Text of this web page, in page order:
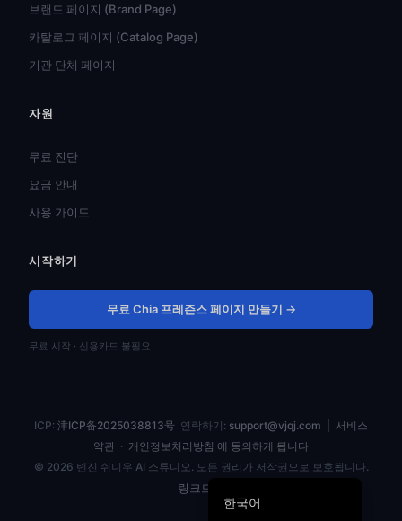
브랜드 페이지 (Brand Page)
카탈로그 페이지 (Catalog Page)
기관 단체 페이지
자원
무료 진단
요금 안내
사용 가이드
시작하기
무료 Chia 프레즌스 페이지 만들기 →
무료 시작 · 신용카드 불필요
ICP: 津ICP备2025038813号 연락하기: support@vjqj.com
서비스
약관 · 개인정보처리방침 에 동의하게 됩니다
© 2026 톈진 쉬니우 AI 스튜디오. 모든 권리가 저작권으로 보호됩니다.
링크드인
한국어
English
日本語
Português do Brasil